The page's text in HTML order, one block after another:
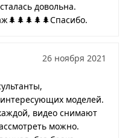
довольна.
26 ноября 2021
моделей.
видео снимают
можно.